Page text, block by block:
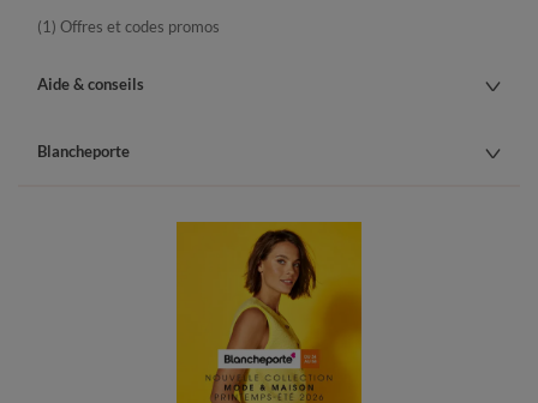
(1) Offres et codes promos
Aide & conseils
Blancheporte